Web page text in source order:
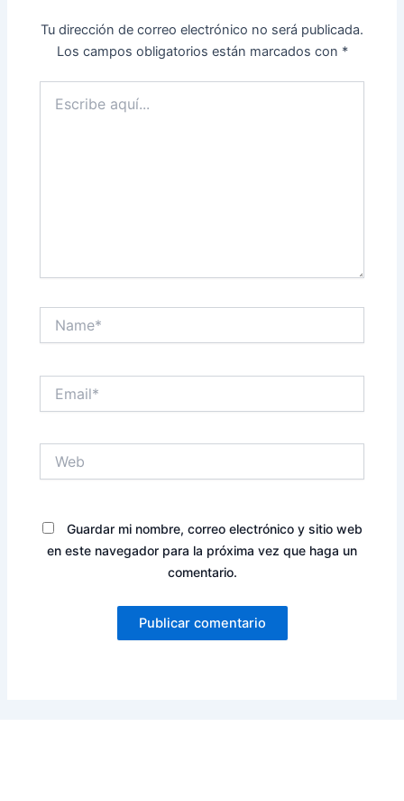
Tu dirección de correo electrónico no será publicada.
Los campos obligatorios están marcados con *
aquí...
Guardar mi nombre, correo electrónico y sitio web
en este navegador para la próxima vez que haga un
comentario.